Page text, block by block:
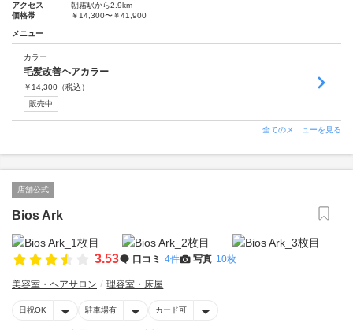
アクセス
朝霧駅から2.9km
価格帯
￥14,300〜￥41,900
メニュー
カラー
毛髪改善ヘアカラー
￥ 14,300 （税込）
販売中
全てのメニューを見る
店舗公式
Bios Ark
3.53 口コミ 4件 写真 10枚
美容室・ヘアサロン 理容室・床屋
日祝OK 駐車場有 カード可